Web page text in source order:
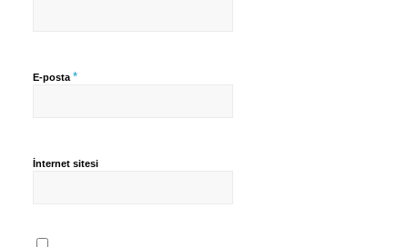
E-posta *
İnternet sitesi